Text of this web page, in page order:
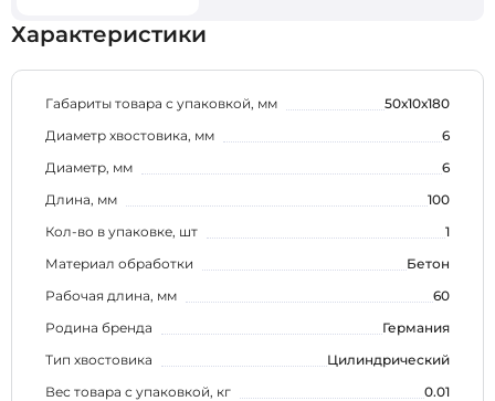
Характеристики
Габариты товара с упаковкой, мм
50х10х180
Диаметр хвостовика, мм
6
Диаметр, мм
6
Длина, мм
100
Кол-во в упаковке, шт
1
Материал обработки
Бетон
Рабочая длина, мм
60
Родина бренда
Германия
Тип хвостовика
Цилиндрический
Вес товара с упаковкой, кг
0.01